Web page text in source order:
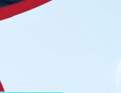
kỹ thuật giảm
sẽ thuận tiện hơn